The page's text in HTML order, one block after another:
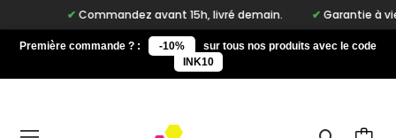
Commandez avant 15h, livré demain. Garantie à vie
Première commande ? : -10%
sur tous nos produits avec le code
INK10